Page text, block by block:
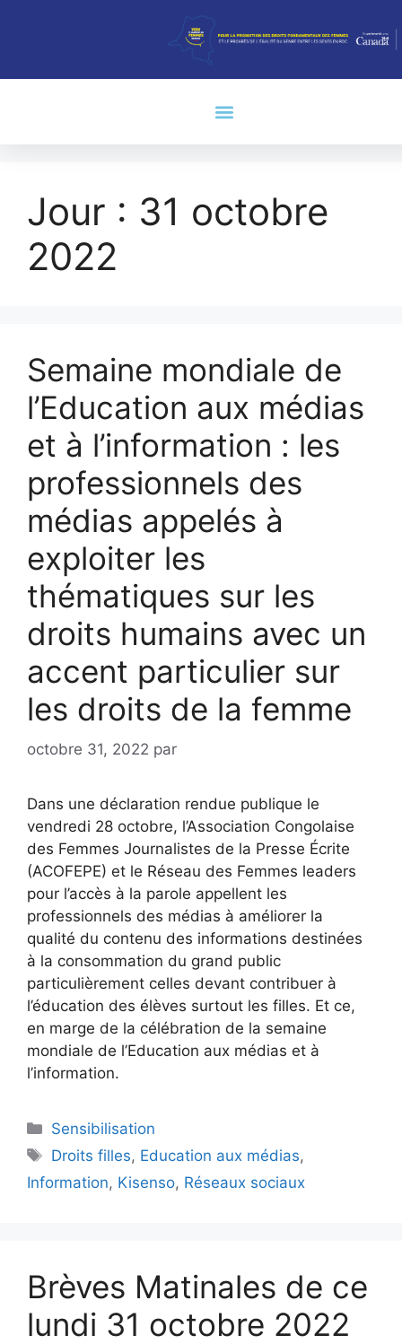
Jour : 31 octobre
2022
Semaine mondiale de
l’Education aux médias
et à l’information : les
professionnels des
médias appelés à
exploiter les
thématiques sur les
droits humains avec un
accent particulier sur
les droits de la femme
octobre 31, 2022 par
Dans une déclaration rendue publique le
vendredi 28 octobre, l’Association Congolaise
des Femmes Journalistes de la Presse Écrite
(ACOFEPE) et le Réseau des Femmes leaders
pour l’accès à la parole appellent les
professionnels des médias à améliorer la
qualité du contenu des informations destinées
à la consommation du grand public
particulièrement celles devant contribuer à
l’éducation des élèves surtout les filles. Et ce,
en marge de la célébration de la semaine
mondiale de l’Education aux médias et à
l’information.
Sensibilisation
Droits filles, Education aux médias,
Information, Kisenso, Réseaux sociaux
Brèves Matinales de ce
lundi 31 octobre 2022